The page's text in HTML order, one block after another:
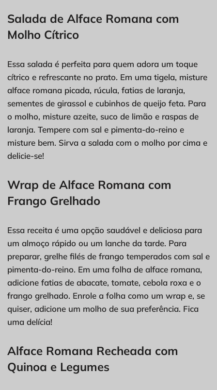
Salada de Alface Romana com
Molho Cítrico
Essa salada é perfeita para quem adora um toque
cítrico e refrescante no prato. Em uma tigela, misture
alface romana picada, rúcula, fatias de laranja,
sementes de girassol e cubinhos de queijo feta. Para
o molho, misture azeite, suco de limão e raspas de
laranja. Tempere com sal e pimenta-do-reino e
misture bem. Sirva a salada com o molho por cima e
delicie-se!
Wrap de Alface Romana com
Frango Grelhado
Essa receita é uma opção saudável e deliciosa para
um almoço rápido ou um lanche da tarde. Para
preparar, grelhe filés de frango temperados com sal e
pimenta-do-reino. Em uma folha de alface romana,
adicione fatias de abacate, tomate, cebola roxa e o
frango grelhado. Enrole a folha como um wrap e, se
quiser, adicione um molho de sua preferência. Fica
uma delícia!
Alface Romana Recheada com
Quinoa e Legumes